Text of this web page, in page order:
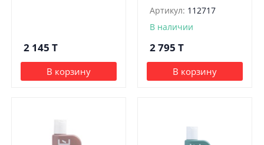
2 145 T
В корзину
Артикул: 112717
В наличии
2 795 T
В корзину